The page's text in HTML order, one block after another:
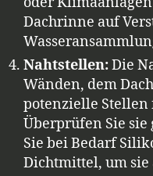
Dachrinne auf
Nahtstellen:Die
Wänden, dem
potenzielle
Überprüfen Sie
Sie bei Bedarf
Dichtmittel, um sie